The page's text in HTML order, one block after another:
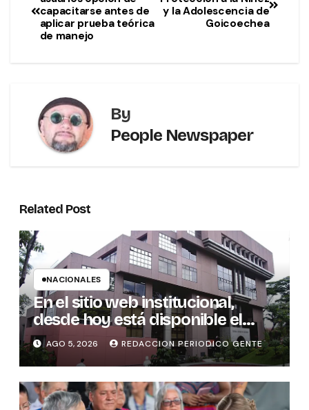
y la Adolescencia de
Goicoechea
capacitarse antes de
aplicar prueba teórica
de manejo
By
People Newspaper
Related Post
NACIONALES
En el sitio web institucional,
desde hoy está disponible el
sistema “Matrimonio en Línea”
para los notarios del país
AGO 5, 2026 REDACCION PERIODICO GENTE